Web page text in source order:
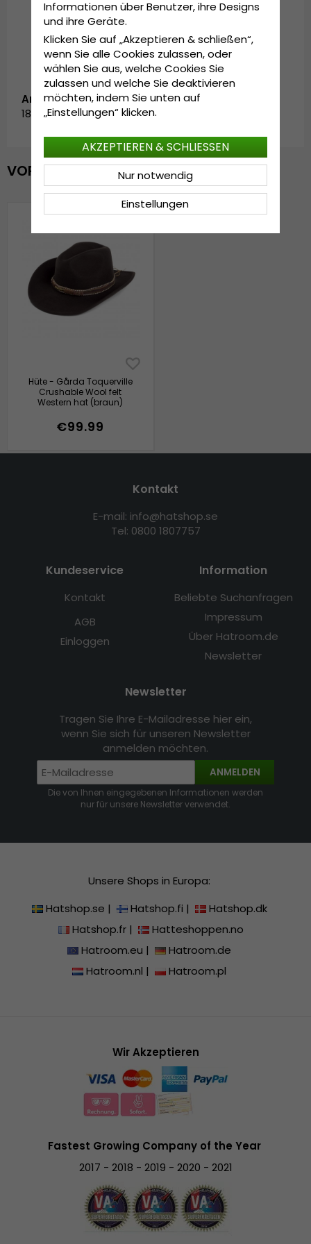
Wasserdicht.
Artikelnummer:
181014C1036.brown-2
VOR KURZEM ANGESEHEN
Hüte - Gårda Toquerville
Crushable Wool felt
Western hat (braun)
€99.99
Kontakt
E-mail: info@hatshop.se
Tel: 0800 1807757
Kundeservice
Kontakt
AGB
Einloggen
Information
Beliebte Suchanfragen
Impressum
Über Hatroom.de
Newsletter
Newsletter
Tragen Sie Ihre E-Mailadresse hier ein,
wenn Sie sich für unseren Newsletter
anmelden möchten.
ANMELDEN
Die von Ihnen eingegebenen Informationen werden
nur für unsere Newsletter verwendet.
Unsere Shops in Europa:
Hatshop.se | Hatshop.fi |
Hatshop.dk
Hatshop.fr|
Hatteshoppen.no
Hatroom.eu |
Hatroom.de
Hatroom.nl | Hatroom.pl
Wir Akzeptieren
Fastest Growing Company of the Year
2017 - 2018 - 2019 - 2020 - 2021
Informationen über Benutzer, ihre Designs
und ihre Geräte.
Klicken Sie auf „Akzeptieren & schließen“,
wenn Sie alle Cookies zulassen, oder
wählen Sie aus, welche Cookies Sie
zulassen und welche Sie deaktivieren
möchten, indem Sie unten auf
„Einstellungen“ klicken.
Einstellungen
Nur notwendig
AKZEPTIEREN & SCHLIESSEN